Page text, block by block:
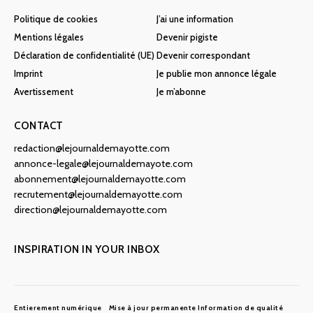
Politique de cookies
Mentions légales
Déclaration de confidentialité (UE)
Imprint
Avertissement
J’ai une information
Devenir pigiste
Devenir correspondant
Je publie mon annonce légale
Je m’abonne
CONTACT
redaction@lejournaldemayotte.com
annonce-legale@lejournaldemayote.com
abonnement@lejournaldemayotte.com
recrutement@lejournaldemayotte.com
direction@lejournaldemayotte.com
INSPIRATION IN YOUR INBOX
Entierement numérique Mise à jour permanente Information de qualité